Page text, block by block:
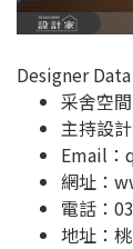
Designer Data
采舍空
主持設
Email：
網址：
電話：
地址：